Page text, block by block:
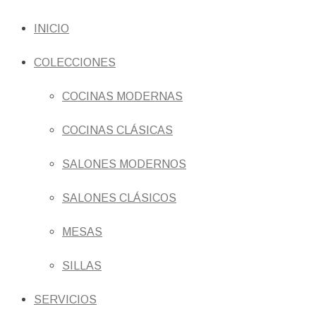
INICIO
COLECCIONES
COCINAS MODERNAS
COCINAS CLÁSICAS
SALONES MODERNOS
SALONES CLÁSICOS
MESAS
SILLAS
SERVICIOS